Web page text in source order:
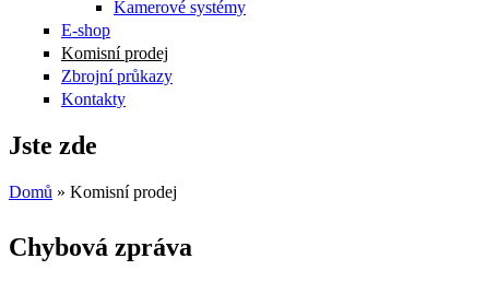
Kamerové systémy
E-shop
Komisní prodej
Zbrojní průkazy
Kontakty
Jste zde
Domů » Komisní prodej
Chybová zpráva